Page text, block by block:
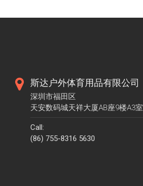
斯达户外体育用品有限公司
深圳市福田区
天安数码城天祥大厦AB座9楼A3室
Call:
(86) 755-8316 5630